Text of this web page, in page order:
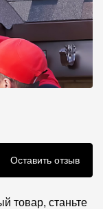
Оставить отзыв
товар, станьте